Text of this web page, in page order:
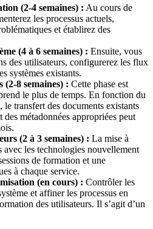
(2-4 semaines) : Au cours de
les processus actuels,
et établirez des
(4 à 6 semaines) : Ensuite, vous
des utilisateurs, configurerez les flux
systèmes existants.
(2-8 semaines) : Cette phase est
le plus de temps. En fonction du
le transfert des documents existants
métadonnées appropriées peut
(2 à 3 semaines) : La mise à
avec les technologies nouvellement
de formation et une
à chaque service.
(en cours) : Contrôler les
et affiner les processus en
des utilisateurs. Il s’agit d’un